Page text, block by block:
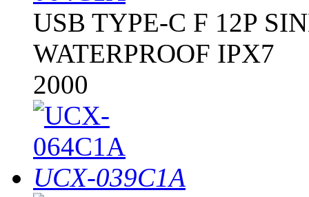
USB TYPE-C F 12P
WATERPROOF IPX7
2000
UCX-039C1A